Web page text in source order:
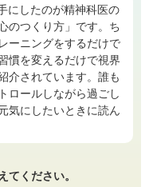
にしたのが精神科医の
のつくり方」です。ち
ーニングをするだけで
慣を変えるだけで視界
介されています。誰も
ロールしながら過ごし
気にしたいときに読ん
ください。